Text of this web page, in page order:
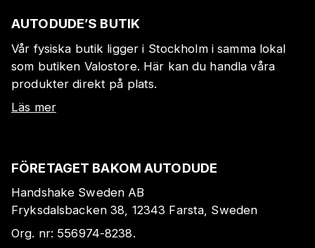
AUTODUDE’S BUTIK
Vår fysiska butik ligger i Stockholm i samma lokal
som butiken Valostore. Här kan du handla våra
produkter direkt på plats.
Läs mer
FÖRETAGET BAKOM AUTODUDE
Handshake Sweden AB
Fryksdalsbacken 38, 12343 Farsta, Sweden
Org. nr: 556974-8238.